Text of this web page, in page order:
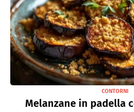
CONTORNI
Melanzane in padella